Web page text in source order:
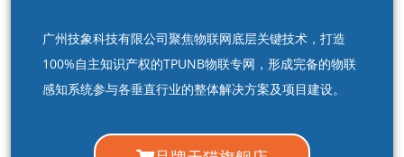
广州技象科技有限公司聚焦物联网底层关键技术，打造
100%自主知识产权的TPUNB物联专网，形成完备的物联
感知系统参与各垂直行业的整体解决方案及项目建设。